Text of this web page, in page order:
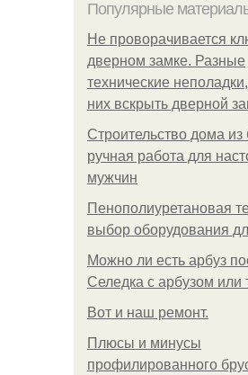
Популярные
Не проворачивается
дверном замке. Разные
технические
них вскрыть дверной
Строительство дома из
ручная работа для
мужчин
Пенополиуретановая
выбор оборудования
Можно ли есть арбуз
Селедка с арбузом или
Boт и наш ремoнт.
Плюсы и минусы
профилированного